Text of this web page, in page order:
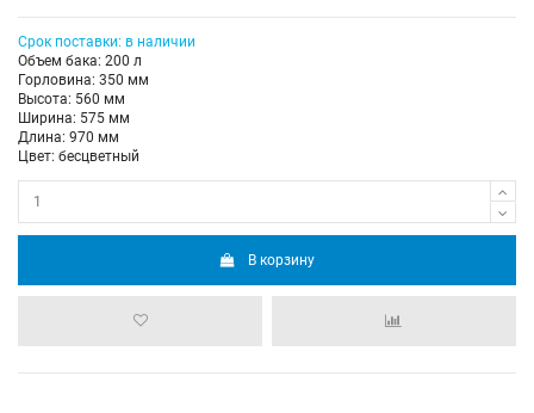
Срок поставки: в наличии
Объем бака: 200 л
Горловина: 350 мм
Высота: 560 мм
Ширина: 575 мм
Длина: 970 мм
Цвет: бесцветный
В корзину